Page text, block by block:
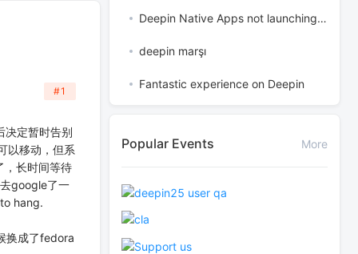
#1
定暂时告别
以移动，但系
，长时间等待
google了一
hang.
换成了fedora
Deepin Native Apps not launching in the latest version
deepin marşı
Fantastic experience on Deepin
Popular Events More